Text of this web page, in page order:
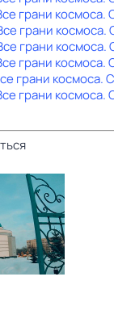
грани космоса.
грани космоса.
грани космоса.
грани космоса.
грани космоса.
грани космоса.